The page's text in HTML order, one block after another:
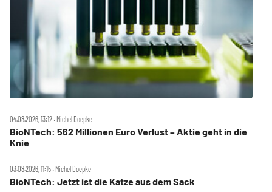
04.08.2026, 13:12 ‧ Michel Doepke
BioNTech: 562 Millionen Euro Verlust – Aktie geht in die
Knie
03.08.2026, 11:15 ‧ Michel Doepke
BioNTech: Jetzt ist die Katze aus dem Sack